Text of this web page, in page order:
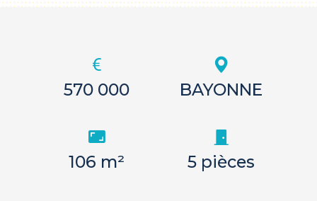
570 000 BAYONNE
106 m² 5 pièces